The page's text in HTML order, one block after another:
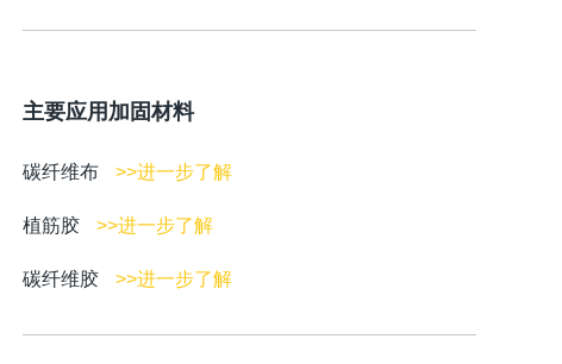
主要应用加固材料
碳纤维布 >>进一步了解
植筋胶 >>进一步了解
碳纤维胶 >>进一步了解